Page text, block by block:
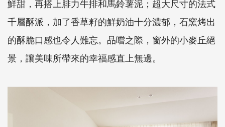
鮮甜，再搭上腓力牛排和馬鈴薯泥；超大尺寸的法式
千層酥派，加了香草籽的鮮奶油十分濃郁，石窯烤出
的酥脆口感也令人難忘。品嚐之際，窗外的小麥丘絕
景，讓美味所帶來的幸福感直上無邊。